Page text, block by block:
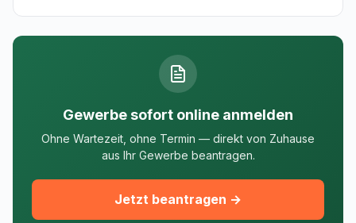
Gewerbe sofort online anmelden
Ohne Wartezeit, ohne Termin — direkt von Zuhause
aus Ihr Gewerbe beantragen.
Jetzt beantragen →